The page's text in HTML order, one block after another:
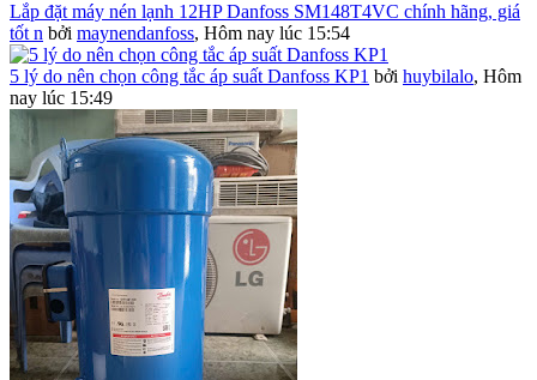
Lắp đặt máy nén lạnh 12HP Danfoss SM148T4VC chính hãng, giá
tốt n bởi maynendanfoss, Hôm nay lúc 15:54
5 lý do nên chọn công tắc áp suất Danfoss KP1 bởi huybilalo, Hôm
nay lúc 15:49